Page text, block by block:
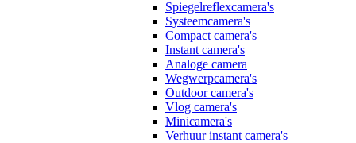
Spiegelreflexcamera's
Systeemcamera's
Compact camera's
Instant camera's
Analoge camera
Wegwerpcamera's
Outdoor camera's
Vlog camera's
Minicamera's
Verhuur instant camera's